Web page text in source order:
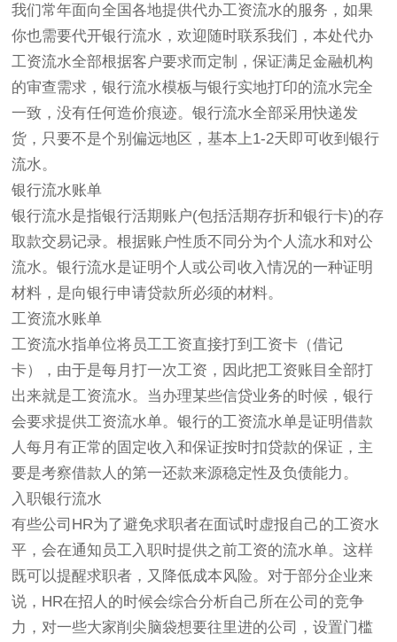
我们常年面向全国各地提供代办工资流水的服务，如果
你也需要代开银行流水，欢迎随时联系我们，本处代办
工资流水全部根据客户要求而定制，保证满足金融机构
的审查需求，银行流水模板与银行实地打印的流水完全
一致，没有任何造价痕迹。银行流水全部采用快递发
货，只要不是个别偏远地区，基本上1-2天即可收到银行
流水。
银行流水账单
银行流水是指银行活期账户(包括活期存折和银行卡)的存
取款交易记录。根据账户性质不同分为个人流水和对公
流水。银行流水是证明个人或公司收入情况的一种证明
材料，是向银行申请贷款所必须的材料。
工资流水账单
工资流水指单位将员工工资直接打到工资卡（借记
卡），由于是每月打一次工资，因此把工资账目全部打
出来就是工资流水。当办理某些信贷业务的时候，银行
会要求提供工资流水单。银行的工资流水单是证明借款
人每月有正常的固定收入和保证按时扣贷款的保证，主
要是考察借款人的第一还款来源稳定性及负债能力。
入职银行流水
有些公司HR为了避免求职者在面试时虚报自己的工资水
平，会在通知员工入职时提供之前工资的流水单。这样
既可以提醒求职者，又降低成本风险。对于部分企业来
说，HR在招人的时候会综合分析自己所在公司的竞争
力，对一些大家削尖脑袋想要往里进的公司，设置门槛